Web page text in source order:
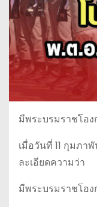
มีพระบรมราชโอง
เมื่อวันที่ 11 กุมภา
ละเอียดความว่า
มีพระบรมราชโอง